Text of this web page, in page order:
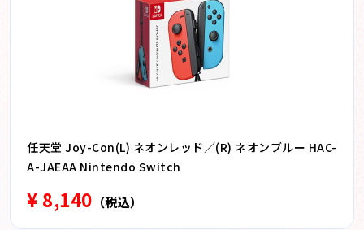
任天堂 Joy-Con(L) ネオンレッド／(R) ネオンブルー HAC-
A-JAEAA Nintendo Switch
¥ 8,140 （税込）